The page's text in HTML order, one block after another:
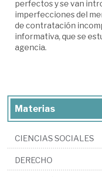
perfectos y se van
imperfecciones del
de contratación
informativa, que se
agencia.
Materias
CIENCIAS SOCIALES
DERECHO